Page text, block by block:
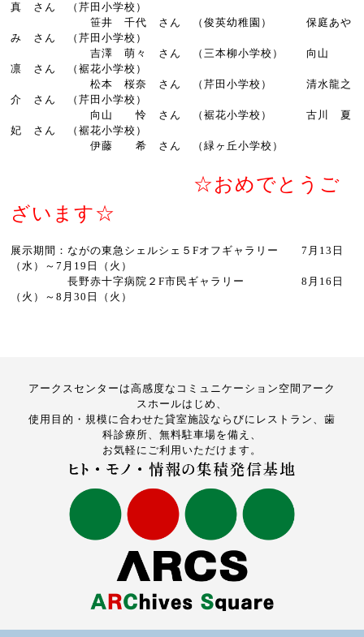
真 さん （芹田小学校）
笹井 千代 さん （俊英幼稚園） 保庭あや
み さん （芹田小学校）
吉澤 萌々 さん （三本柳小学校） 向山
凛 さん （裾花小学校）
松本 桜奈 さん （芹田小学校） 清水龍之
介 さん （芹田小学校）
向山 怜 さん （裾花小学校） 古川 夏
妃 さん （裾花小学校）
伊藤 希 さん （緑ヶ丘小学校）
☆おめでとうご
ざいます☆
展示期間：ながの東急シェルシェ５Fオフギャラリー 7月13日
（水）～7月19日（火）
長野赤十字病院２F市民ギャラリー 8月16日
（火）～8月30日（火）
アークスセンターは高感度なコミュニケーション空間アーク
スホールはじめ、
使用目的・規模に合わせた貸室施設ならびにレストラン、歯
科診療所、無料駐車場を備え、
お気軽にご利用いただけます。